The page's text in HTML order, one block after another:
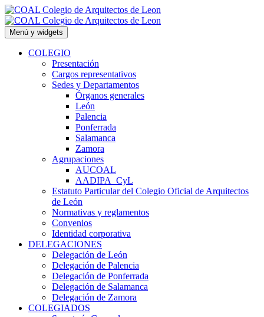
Saltar
al
contenido
Menú y widgets
COLEGIO
Presentación
Cargos representativos
Sedes y Departamentos
Órganos generales
León
Palencia
Ponferrada
Salamanca
Zamora
Agrupaciones
AUCOAL
AADIPA_CyL
Estatuto Particular del Colegio Oficial de Arquitectos
de León
Normativas y reglamentos
Convenios
Identidad corporativa
DELEGACIONES
Delegación de León
Delegación de Palencia
Delegación de Ponferrada
Delegación de Salamanca
Delegación de Zamora
COLEGIADOS